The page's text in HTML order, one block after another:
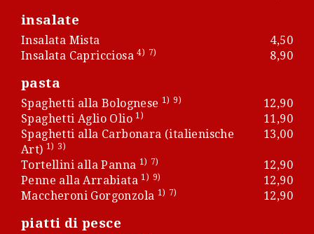
insalate
Insalata Mista
4,50
Insalata Capricciosa4) 7) 8,90
pasta
Spaghetti alla Bolognese 1) 9)
12,90
Spaghetti Aglio Olio 1)
11,90
Spaghetti alla Carbonara (italienische
Art) 1) 3)
13,00
Tortellini alla Panna 1) 7)
12,90
Penne alla Arrabiata 1) 9)
12,90
Maccheroni Gorgonzola 1) 7) 12,90
piatti di pesce